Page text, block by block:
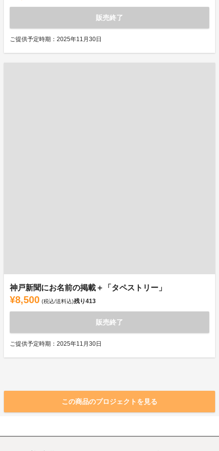
販売終了
ご提供予定時期：2025年11月30日
神戸新聞にお名前の掲載＋「タペストリー」
¥8,500 (税込/送料込)残り413
販売終了
ご提供予定時期：2025年11月30日
この商品のプロジェクトを見る